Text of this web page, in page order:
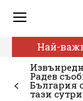
Най-
Радев
България
тази